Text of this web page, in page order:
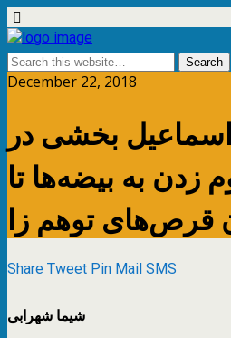
December 22, 2018
بخشی در
زدن به بیضه‌ها تا
قرص‌های توهم زا
ShareTweetPinMailSMS
شیما شهرابی